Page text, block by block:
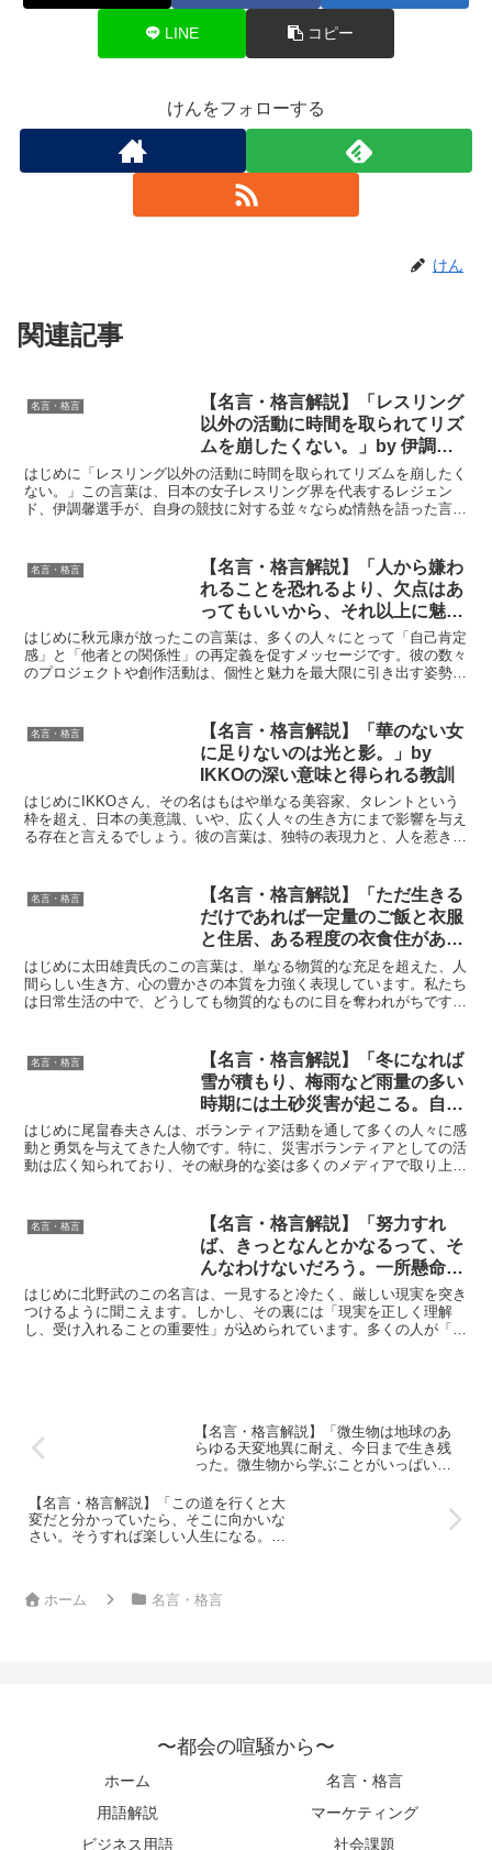
LINE コピー
けんをフォローする
けん
関連記事
名言・格言
【名言・格言解説】「レスリング
以外の活動に時間を取られてリズ
ムを崩したくない。」by 伊調馨
の深い意味と得られる教訓
はじめに「レスリング以外の活動に時間を取られてリズムを崩したく
ない。」この言葉は、日本の女子レスリング界を代表するレジェン
ド、伊調馨選手が、自身の競技に対する並々ならぬ情熱を語った言葉
名言・格言
【名言・格言解説】「人から嫌わ
れることを恐れるより、欠点はあ
ってもいいから、それ以上に魅力
のある自分になったほうがい
い。」by 秋元康の深い意味と得
られる教訓
はじめに秋元康が放ったこの言葉は、多くの人々にとって「自己肯定
感」と「他者との関係性」の再定義を促すメッセージです。彼の数々
のプロジェクトや創作活動は、個性と魅力を最大限に引き出す姿勢に
名言・格言
【名言・格言解説】「華のない女
に足りないのは光と影。」by
IKKOの深い意味と得られる教訓
はじめにIKKOさん、その名はもはや単なる美容家、タレントという
枠を超え、日本の美意識、いや、広く人々の生き方にまで影響を与え
る存在と言えるでしょう。彼の言葉は、独特の表現力と、人を惹きつ
名言・格言
【名言・格言解説】「ただ生きる
だけであれば一定量のご飯と衣服
と住居、ある程度の衣食住があれ
ば生きていけます。でも人間が喜
びや幸せを感じる時は、その一定
量以外のものを見た時であり、そ
す。」by 太田 雄貴の深い意味と
得られる教訓
はじめに太田雄貴氏のこの言葉は、単なる物質的な充足を超えた、人
間らしい生き方、心の豊かさの本質を力強く表現しています。私たち
は日常生活の中で、どうしても物質的なものに目を奪われがちです。
名言・格言
【名言・格言解説】「冬になれば
雪が積もり、梅雨など雨量の多い
時期には土砂災害が起こる。自然
が教えてくれるのは、そのあらが
えなさ。」by 尾畠春夫の深い意
味と得られる教訓
はじめに尾畠春夫さんは、ボランティア活動を通して多くの人々に感
動と勇気を与えてきた人物です。特に、災害ボランティアとしての活
動は広く知られており、その献身的な姿は多くのメディアで取り上げ
名言・格言
【名言・格言解説】「努力すれ
ば、きっとなんとかなるって、そ
んなわけないだろう。一所懸命や
ればなんとかなるほど世の中甘く
ないってことは、親とか周囲の大
人が一番知ってんじゃねえか。必
てことの方を教えるのが教育だろ
う。」 by 北野武の深い意味と得
られる教訓
はじめに北野武のこの名言は、一見すると冷たく、厳しい現実を突き
つけるように聞こえます。しかし、その裏には「現実を正しく理解
し、受け入れることの重要性」が込められています。多くの人が「努
【名言・格言解説】「微生物は地球のあ
らゆる天変地異に耐え、今日まで生き残
った。微生物から学ぶことがいっぱいあ
訓
【名言・格言解説】「この道を行くと大
変だと分かっていたら、そこに向かいな
さい。そうすれば楽しい人生になる。」
ホーム 名言・格言
〜都会の喧騒から〜
ホーム
名言・格言
用語解説
マーケティング
ビジネス用語
社会課題